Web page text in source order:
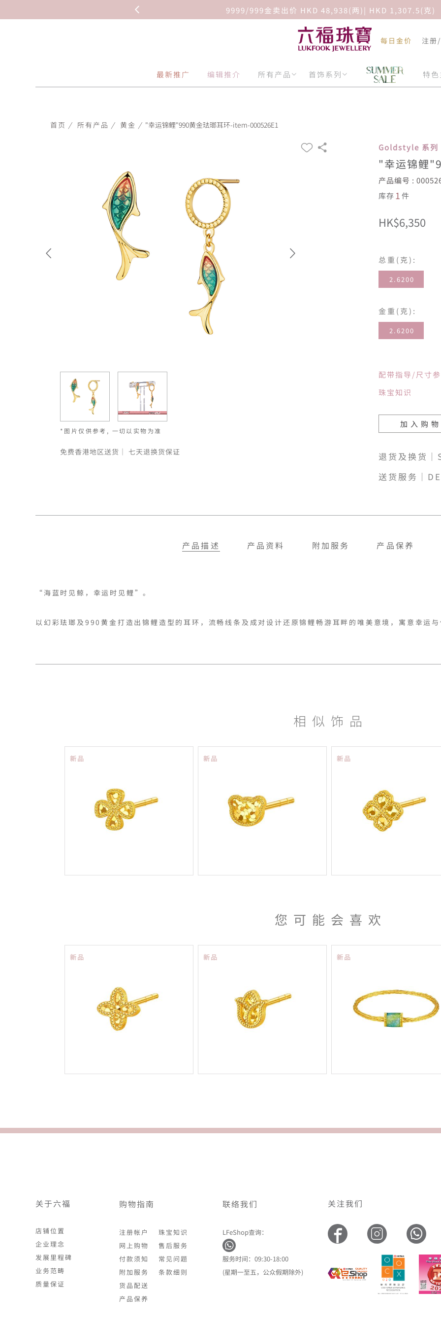
9999/999金卖出价 HKD 48,938(两)| HKD 1,307.5(克)
每日金价 注册
最新推广 编辑推介 所有产品 首饰系列 特
首页 / 所有产品 / 黄金 / "幸运锦鲤"990黄金珐瑯耳环-item-000526E1
*图片仅供参考, 一切以实物为准
免费香港地区送货｜ 七天退换货保证
Goldstyle 系列
"幸运锦鲤
产品编号 :
库存1件
HK$6,350
总重(克):
2.6200
金重(克):
2.6200
配带指导/尺寸
珠宝知识
加入购
退货及换货
送货服务｜
产品描述 产品资料 附加服务 产品保养
“海蓝时见鲸，幸运时见鲤”。
以幻彩珐瑯及990黄金打造出锦鲤造型的耳环，流畅线条及成对设计还原锦鲤畅游耳畔的唯美意境，寓意幸运
相似饰品
新品 新品 新品
您可能会喜欢
新品 新品 新品
关于六福
店铺位置
企业理念
发展里程碑
业务范畴
质量保证
购物指南
注册帐户
网上购物
付款须知
附加服务
货品配送
产品保养
珠宝知识
售后服务
常见问题
条款细则
联络我们
LFeShop查询：
服务时间：09:30-18:00
(星期一至五，公众假期除外)
关注我们